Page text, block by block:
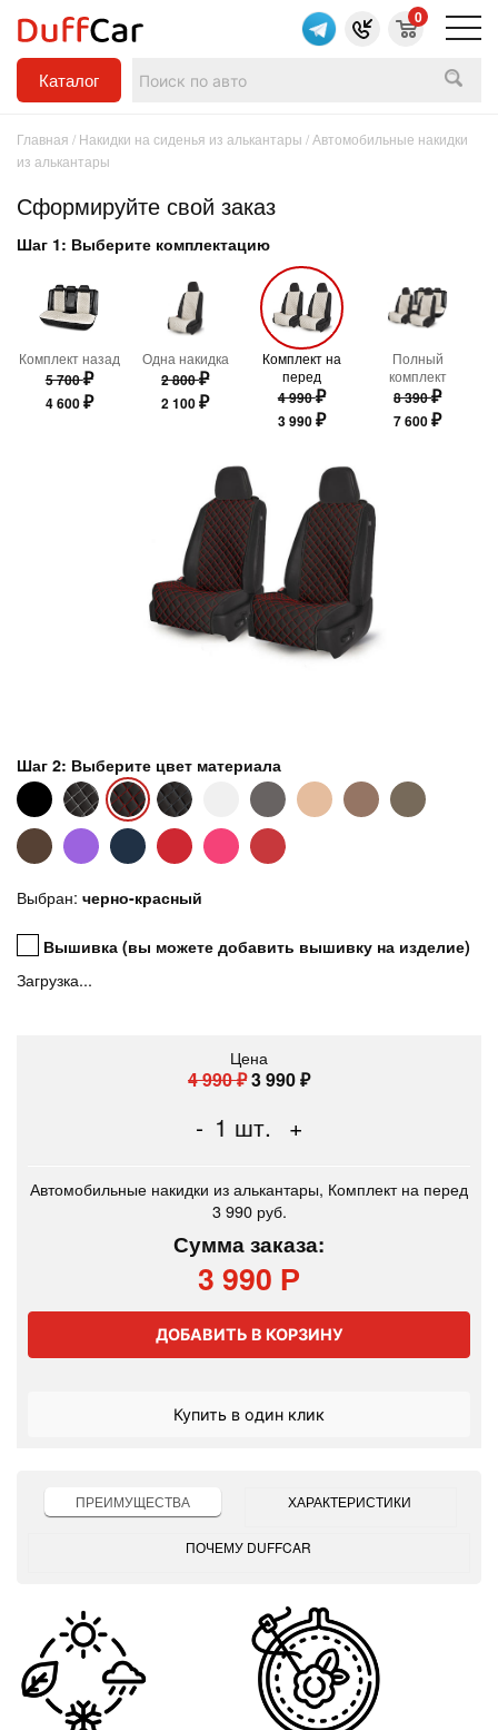
Каталог
0
Главная / Накидки на сиденья из алькантары / Автомобильные накидки
из алькантары
Сформируйте свой заказ
Шаг 1: Выберите комплектацию
Комплект назад
5 700₽
4 600₽
Одна накидка
2 800₽
2 100₽
Комплект на
перед
4 990₽
3 990₽
Полный
комплект
8 390₽
7 600₽
Шаг 2: Выберите цвет материала
Выбран: черно-красный
Вышивка (вы можете добавить вышивку на изделие)
Загрузка...
Цена
4 990₽3 990₽
- 1 шт. +
Автомобильные накидки из алькантары, Комплект на перед
3 990 руб.
Сумма заказа:
3 990 Р
ДОБАВИТЬ В КОРЗИНУ
Купить в один клик
ПРЕИМУЩЕСТВА ХАРАКТЕРИСТИКИ
ПОЧЕМУ DUFFCAR